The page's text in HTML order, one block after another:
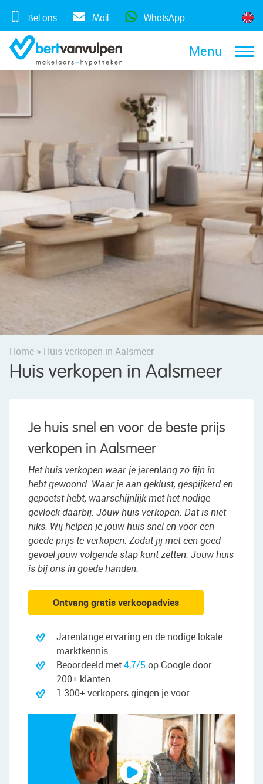
content
Bel ons Mail WhatsApp
Menu
Home » Huis verkopen in Aalsmeer
Huis verkopen in Aalsmeer
Je huis snel en voor de beste prijs
verkopen in Aalsmeer
Het huis verkopen waar je jarenlang zo fijn in
hebt gewoond. Waar je aan geklust, gespijkerd en
gepoetst hebt, waarschijnlijk met het nodige
gevloek daarbij. Jóuw huis verkopen. Dat is niet
niks. Wij helpen je jouw huis snel en voor een
goede prijs te verkopen. Zodat jij met een goed
gevoel jouw volgende stap kunt zetten. Jouw huis
is bij ons in goede handen.
Ontvang gratis verkoopadvies
Jarenlange ervaring en de nodige lokale
marktkennis
Beoordeeld met4,7/5op Google door
200+ klanten
1.300+ verkopers gingen je voor